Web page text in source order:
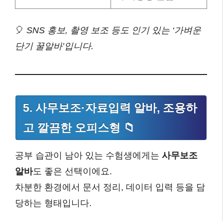
🎈 SNS 홍보, 촬영 보조 등도 인기 있는 ‘가벼운
단기 꿀알바’입니다.
5. 사무보조·자료입력 알바, 조용하
고 깔끔한 오피스형 📁
공부 습관이 남아 있는 수험생에게는 사무보조
알바도 좋은 선택이에요.
차분한 환경에서 문서 정리, 데이터 입력 등을 담
당하는 형태입니다.